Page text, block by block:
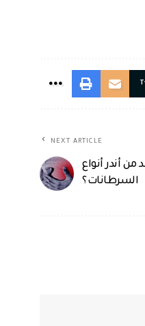
NEXT ARTICLE
أندر أنواع
السرطانات؟